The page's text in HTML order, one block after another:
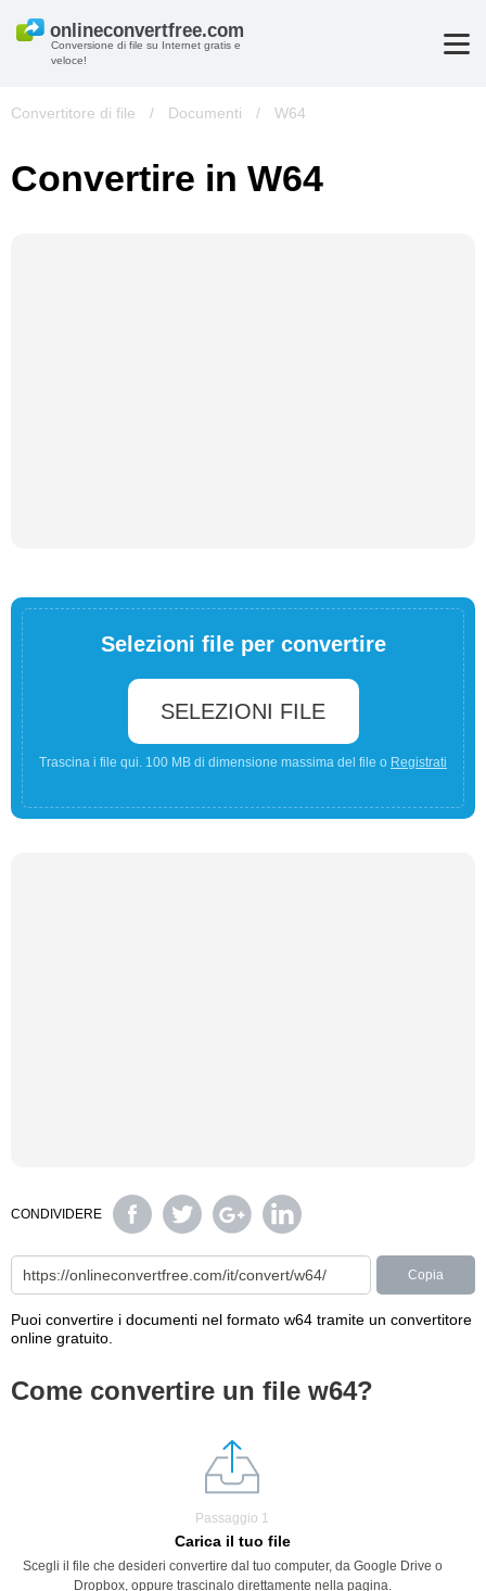
Conversione di file su Internet gratis e
veloce!
Convertitore di file / Documenti / W64
Convertire in W64
Selezioni file per convertire
SELEZIONI FILE
Trascina i file qui. 100 MB di dimensione massima del file o Registrati
CONDIVIDERE
Copia
Puoi convertire i documenti nel formato w64 tramite un convertitore
online gratuito.
Come convertire un file w64?
Passaggio 1
Carica il tuo file
Scegli il file che desideri convertire dal tuo computer, da Google Drive o
Dropbox, oppure trascinalo direttamente nella pagina.